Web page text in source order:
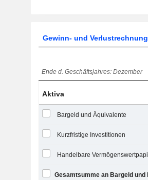
Gewinn- und Verlustrechnung
Ende d. Geschäftsjahres: Dezember
Aktiva
Bargeld und Äquivalente
Kurzfristige Investitionen